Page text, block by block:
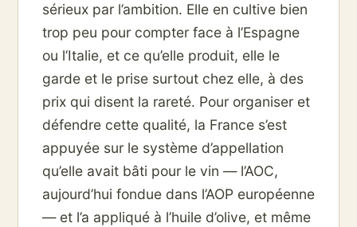
sérieux par l’ambition. Elle en cultive bien
trop peu pour compter face à l’Espagne
ou l’Italie, et ce qu’elle produit, elle le
garde et le prise surtout chez elle, à des
prix qui disent la rareté. Pour organiser et
défendre cette qualité, la France s’est
appuyée sur le système d’appellation
qu’elle avait bâti pour le vin — l’AOC,
aujourd’hui fondue dans l’AOP européenne
— et l’a appliqué à l’huile d’olive, et même